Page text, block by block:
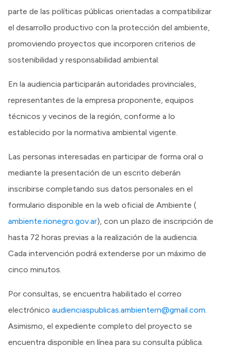
parte de las políticas públicas orientadas a compatibilizar
el desarrollo productivo con la protección del ambiente,
promoviendo proyectos que incorporen criterios de
sostenibilidad y responsabilidad ambiental.
En la audiencia participarán autoridades provinciales,
representantes de la empresa proponente, equipos
técnicos y vecinos de la región, conforme a lo
establecido por la normativa ambiental vigente.
Las personas interesadas en participar de forma oral o
mediante la presentación de un escrito deberán
inscribirse completando sus datos personales en el
formulario disponible en la web oficial de Ambiente (
ambiente.rionegro.gov.ar), con un plazo de inscripción de
hasta 72 horas previas a la realización de la audiencia.
Cada intervención podrá extenderse por un máximo de
cinco minutos.
Por consultas, se encuentra habilitado el correo
electrónico audienciaspublicas.ambientern@gmail.com
Asimismo, el expediente completo del proyecto se
encuentra disponible en línea para su consulta pública.